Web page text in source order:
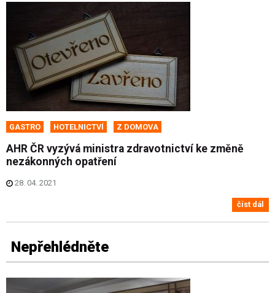
GASTRO HOTELNICTVÍ Z DOMOVA
AHR ČR vyzývá ministra zdravotnictví ke změně
nezákonných opatření
28. 04. 2021
číst dál
Nepřehlédněte